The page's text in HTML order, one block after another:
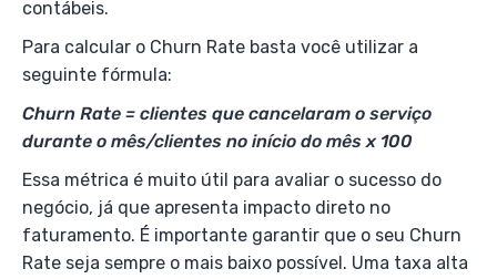
contábeis.
Para calcular o Churn Rate basta você utilizar a
seguinte fórmula:
Churn Rate = clientes que cancelaram o serviço
durante o mês/clientes no início do mês x 100
Essa métrica é muito útil para avaliar o sucesso do
negócio, já que apresenta impacto direto no
faturamento. É importante garantir que o seu Churn
Rate seja sempre o mais baixo possível. Uma taxa alta